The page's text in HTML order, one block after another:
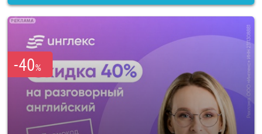
-40%